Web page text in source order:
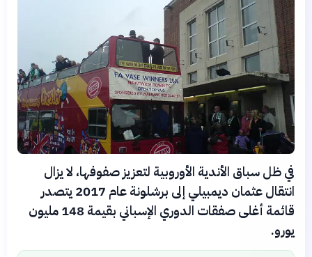
في ظل سباق الأندية الأوروبية لتعزيز صفوفها، لا يزال
انتقال عثمان ديمبيلي إلى برشلونة عام 2017 يتصدر
قائمة أغلى صفقات الدوري الإسباني بقيمة 148 مليون
يورو.